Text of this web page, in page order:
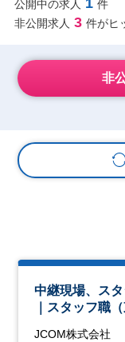
公開中の求人
件
非公開求人 3 件がヒ
非
中継現場、ス
｜スタッフ職（
JCOM株式会社